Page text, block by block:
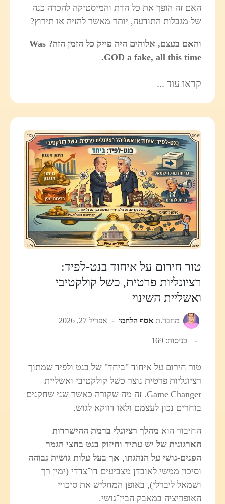
האם זה הופך את כל הדת והמיסטיקה להכרה כנה
של מגבלות התודעה, יותר מאשר להזיה או תירוץ?
והאם בעצם, אלוהים היה פייק כל הזמן הזה? Was
GOD a fake, all this time.
קראו עוד ...
טור חירום על איחוד בנט-לפיד:
רציונליות פרטית, כשל קולקטיבי
ואשליית השינוי
מחבר.ת אסף הלחמי אפריל 27, 2026
כניסות: 169
טור חירום על איחוד "ביחד" של בנט ולפיד שמתוך
רציונליות פרטית נוצר כשל קולקטיבי ואשליית
Game Changer. זה מה שקורה כאשר שני שחקנים
בוחרים נכון לעצמם ולאו דווקא לגוש.
החיבור הוא מהלך רציונלי ברמת ההישרדות
הארגונית של יש עתיד וחיזוק בנט בחצי הגמר
הפנים-גושי על הנהגתו, אך בעל עלות גושית גבוהה
וסיכון ממשי לאובדן מצביעים דו־צדדי (ימין רך
ושמאל ליברלי), באופן המחליש את סיכויי
האופוזיציה במאבק הבין־גושי.